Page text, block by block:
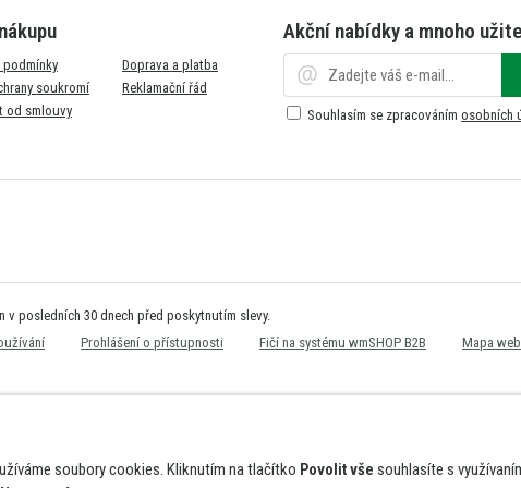
soukromí
od smlouvy
Doprava a platba
Reklamační řád
Akční nabídky a mnoho
Souhlasím se zpracováním osobních
posledních 30 dnech před poskytnutím slevy.
Prohlášení o přístupnosti Fičí na systému wmSHOP B2B Mapa
soubory cookies. Kliknutím na tlačítko Povolit vše souhlasíte s